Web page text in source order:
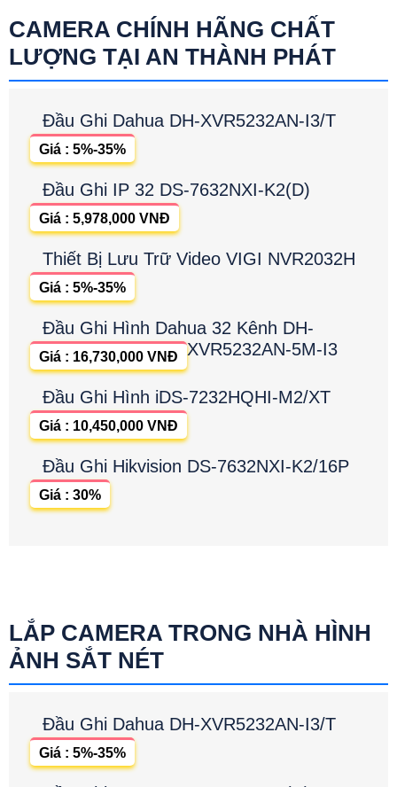
CAMERA CHÍNH HÃNG CHẤT
LƯỢNG TẠI AN THÀNH PHÁT
Đầu Ghi Dahua DH-XVR5232AN-I3/T
Giá : 5%-35%
Đầu Ghi IP 32 DS-7632NXI-K2(D)
Giá : 5,978,000 VNĐ
Thiết Bị Lưu Trữ Video VIGI NVR2032H
Giá : 5%-35%
Đầu Ghi Hình Dahua 32 Kênh DH-
XVR5232AN-5M-I3
Giá : 16,730,000 VNĐ
Đầu Ghi Hình iDS-7232HQHI-M2/XT
Giá : 10,450,000 VNĐ
Đầu Ghi Hikvision DS-7632NXI-K2/16P
Giá : 30%
LẮP CAMERA TRONG NHÀ HÌNH
ẢNH SẮT NÉT
Đầu Ghi Dahua DH-XVR5232AN-I3/T
Giá : 5%-35%